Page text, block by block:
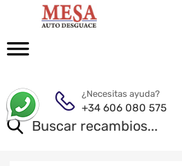
¿Necesitas ayuda?
+34 606 080 575